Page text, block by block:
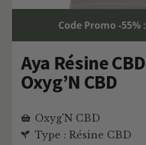
Code Promo -55%
Aya Résine
Oxyg’N CBD
Oxyg'N CBD
Type : Résine CBD